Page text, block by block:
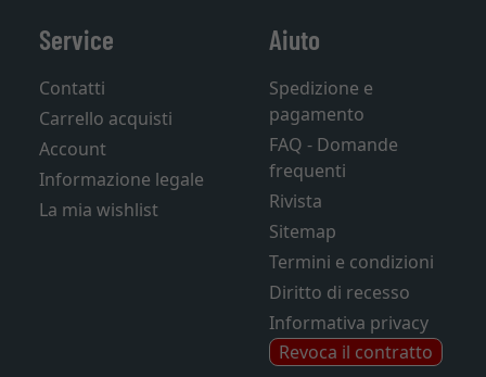
Service
Contatti
Carrello acquisti
Account
Informazione legale
La mia wishlist
Aiuto
Spedizione e
pagamento
FAQ - Domande
frequenti
Rivista
Sitemap
Termini e condizioni
Diritto di recesso
Informativa privacy
Revoca il contratto